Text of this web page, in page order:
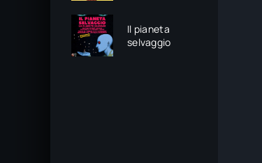
Il pianeta
selvaggio